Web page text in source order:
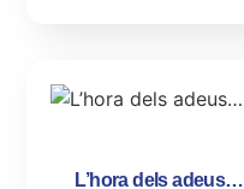
L’hora dels adeus…